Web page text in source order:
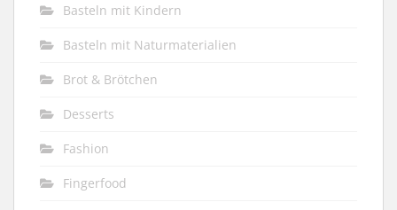
Basteln mit Kindern
Basteln mit Naturmaterialien
Brot & Brötchen
Desserts
Fashion
Fingerfood